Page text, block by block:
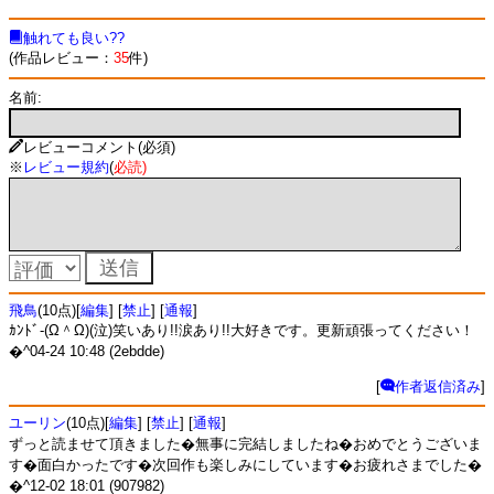
触れても良い??
(作品レビュー： 35件)
名前:
レビューコメント(必須)
※ レビュー規約(必読)
飛鳥(10点)[編集] [禁止] [通報]
ｶﾝﾄﾞ-(Ω＾Ω)(泣)笑いあり!!涙あり!!大好きです。更新頑張ってください！
�^04-24 10:48 (2ebdde)
[ 作者返信済み]
ユーリン(10点)[編集] [禁止] [通報]
ずっと読ませて頂きました�無事に完結しましたね�おめでとうございま
す�面白かったです�次回作も楽しみにしています�お疲れさまでした�
�^12-02 18:01 (907982)